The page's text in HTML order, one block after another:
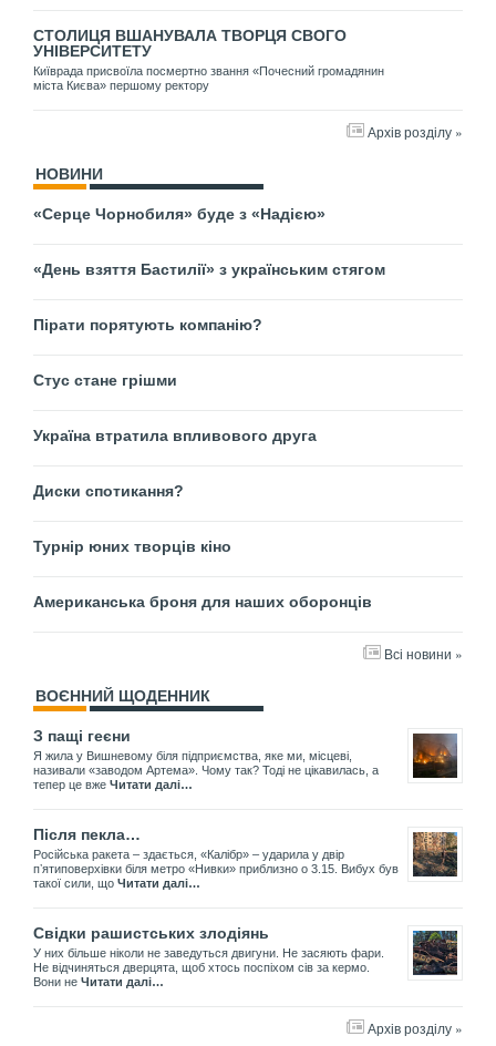
СТОЛИЦЯ ВШАНУВАЛА ТВОРЦЯ СВОГО
УНІВЕРСИТЕТУ
Київрада присвоїла посмертно звання «Почесний громадянин
міста Києва» першому ректору
Архів розділу »
НОВИНИ
«Серце Чорнобиля» буде з «Надією»
«День взяття Бастилії» з українським стягом
Пірати порятують компанію?
Стус стане грішми
Україна втратила впливового друга
Диски спотикання?
Турнір юних творців кіно
Американська броня для наших оборонців
Всі новини »
ВОЄННИЙ ЩОДЕННИК
З пащі геєни
Я жила у Вишневому біля підприємства, яке ми, місцеві,
називали «заводом Артема». Чому так? Тоді не цікавилась, а
тепер це вже Читати далі…
Після пекла…
Російська ракета – здається, «Калібр» – ударила у двір
пʼятиповерхівки біля метро «Нивки» приблизно о 3.15. Вибух був
такої сили, що Читати далі…
Свідки рашистських злодіянь
У них більше ніколи не заведуться двигуни. Не засяють фари.
Не відчиняться дверцята, щоб хтось поспіхом сів за кермо.
Вони не Читати далі…
Архів розділу »